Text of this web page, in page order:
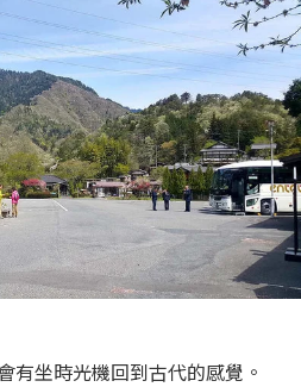
有坐時光機回到古代的感覺。